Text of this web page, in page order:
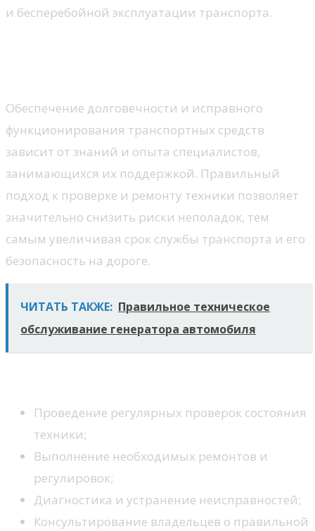
и бесперебойной эксплуатации транспорта.
Обеспечение долговечности и исправного
функционирования транспортных средств
зависит от знаний и опыта специалистов,
занимающихся их поддержкой. Правильный
подход к проверке и ремонту техники позволяет
значительно снизить риски неполадок, тем
самым увеличивая срок службы транспорта и его
безопасность на дороге.
ЧИТАТЬ ТАКЖЕ: Правильное техническое
обслуживание генератора автомобиля
Проведение регулярных проверок состояния
техники;
Выполнение необходимых ремонтов и
регулировок;
Диагностика и устранение неисправностей;
Консультирование владельцев о правильной